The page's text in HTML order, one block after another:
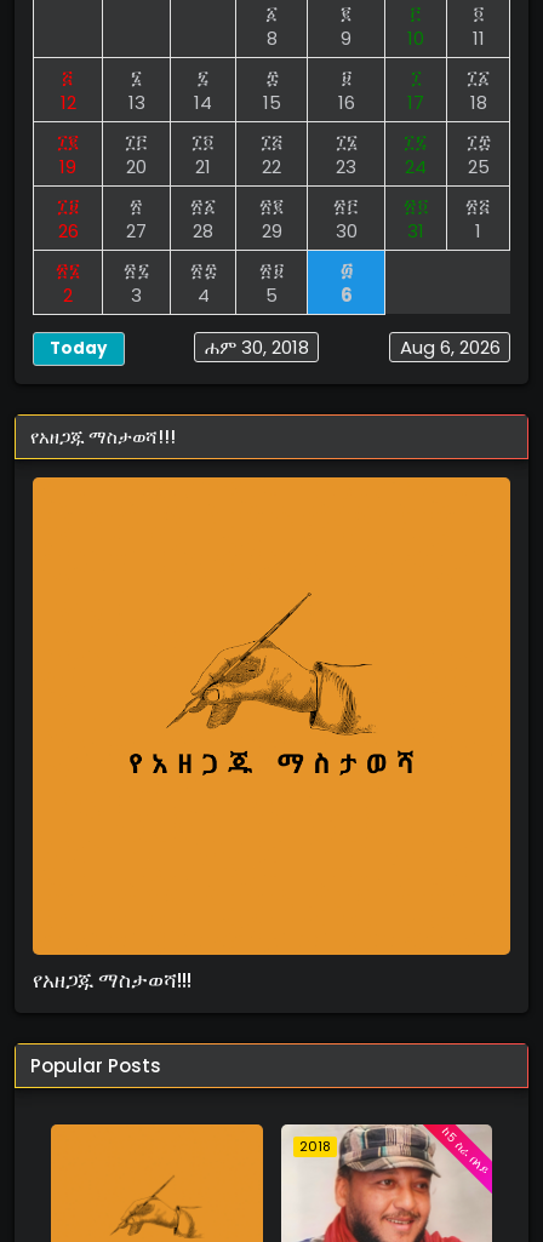
፩
8
፪
9
፫
10
፬
11
፭
12
፮
13
፯
14
፰
15
፱
16
፲
17
፲፩
18
፲፪
19
፲፫
20
፲፬
21
፲፭
22
፲፮
23
፲፯
24
፲፰
25
፲፱
26
፳
27
፳፩
28
፳፪
29
፳፫
30
፳፬
31
፳፭
1
፳፮
2
፳፯
3
፳፰
4
፳፱
5
፴
6
Aug 6, 2026
ሐም 30, 2018
Today
የአዘጋጁ ማስታወሻ!!!
የአዘጋጁ ማስታወሻ!!!
Popular Posts
2018 ከ5 ስራ በላይ